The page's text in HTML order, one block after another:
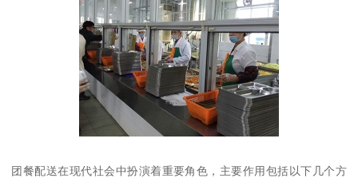
团餐配送在现代社会中扮演着重要角色，主要作用包括以下几个方